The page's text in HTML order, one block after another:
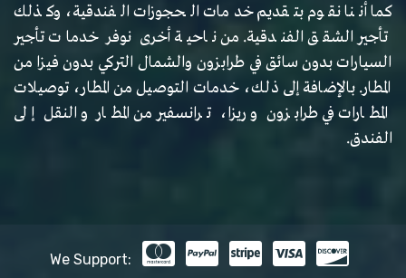
كما أننا نقوم بتقديم خدمات الحجوزات الفندقية، وكذلك
تأجير الشقق الفندقية. من ناحية أخرى نوفر خدمات تأجير
السيارات بدون سائق في طرابزون والشمال التركي بدون فيزا من
المطار. بالإضافة إلى ذلك، خدمات التوصيل من المطار، توصيلات
المطارات في طرابزون و ريزا، ترانسفير من المطار و النقل إلى
الفندق.
We Support: